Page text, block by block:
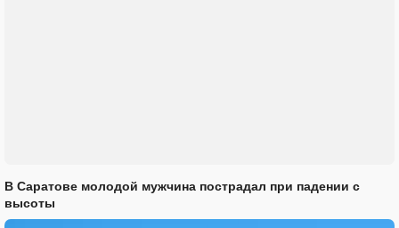
В Саратове молодой мужчина пострадал при падении с
высоты